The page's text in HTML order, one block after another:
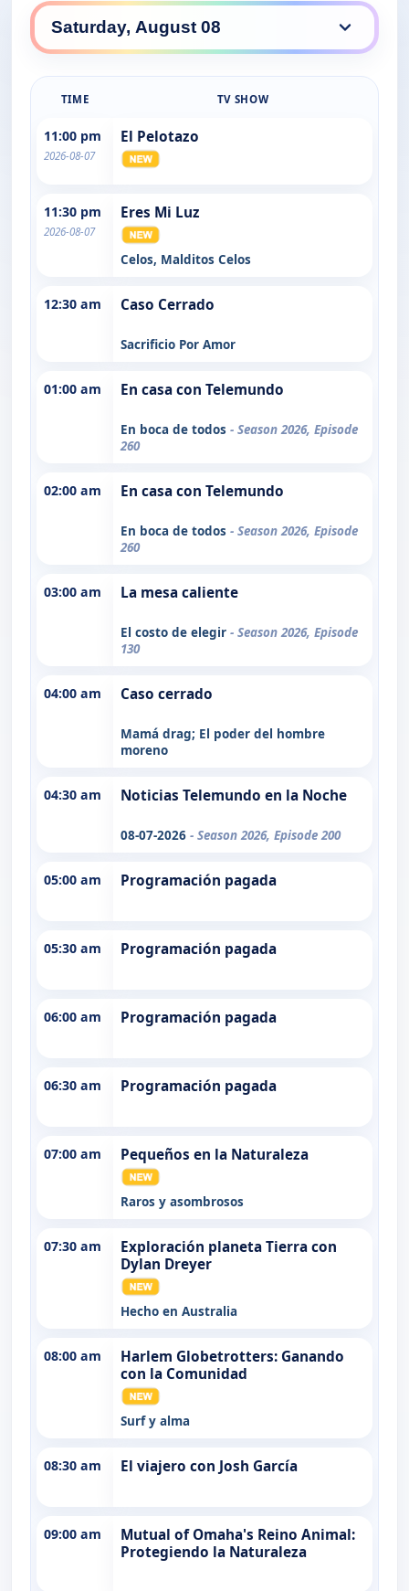
TIME TV SHOW
11:00 pm
2026-08-07
El Pelotazo
11:30 pm
2026-08-07
Eres Mi Luz
Celos, Malditos Celos
12:30 am Caso Cerrado
Sacrificio Por Amor
01:00 am En casa con Telemundo
En boca de todos - Season 2026, Episode
260
02:00 am En casa con Telemundo
En boca de todos - Season 2026, Episode
260
03:00 am La mesa caliente
El costo de elegir - Season 2026, Episode
130
04:00 am Caso cerrado
Mamá drag; El poder del hombre
moreno
04:30 am Noticias Telemundo en la Noche
08-07-2026 - Season 2026, Episode 200
05:00 am Programación pagada
05:30 am Programación pagada
06:00 am Programación pagada
06:30 am Programación pagada
07:00 am Pequeños en la Naturaleza
Raros y asombrosos
07:30 am
Exploración planeta Tierra con
Dylan Dreyer
Hecho en Australia
08:00 am
Harlem Globetrotters: Ganando
con la Comunidad
Surf y alma
08:30 am El viajero con Josh García
09:00 am
Mutual of Omaha's Reino Animal:
Protegiendo la Naturaleza